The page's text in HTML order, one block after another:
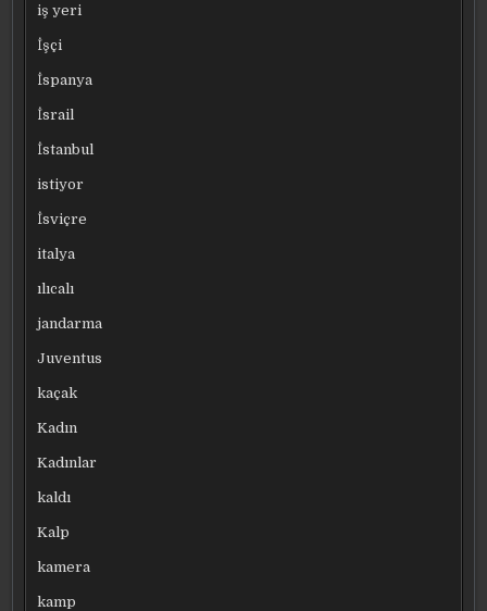
iş yeri
İşçi
İspanya
İsrail
İstanbul
istiyor
İsviçre
italya
ılıcalı
jandarma
Juventus
kaçak
Kadın
Kadınlar
kaldı
Kalp
kamera
kamp